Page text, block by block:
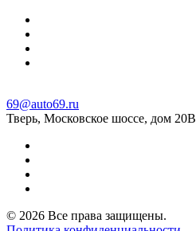
69@auto69.ru
Тверь, Московское шоссе, дом 20В
© 2026 Все права защищены.